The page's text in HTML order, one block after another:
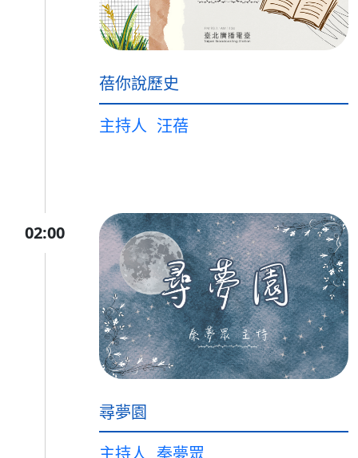
蓓你說歷史
主持人 汪蓓
02:00
尋夢園
主持人 秦夢眾